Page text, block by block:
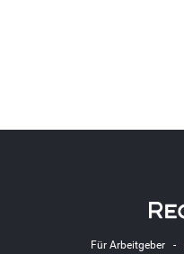
Für Arbeitgeber-